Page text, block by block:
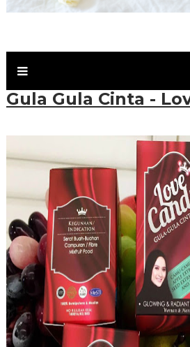
Gula Gula Cinta -